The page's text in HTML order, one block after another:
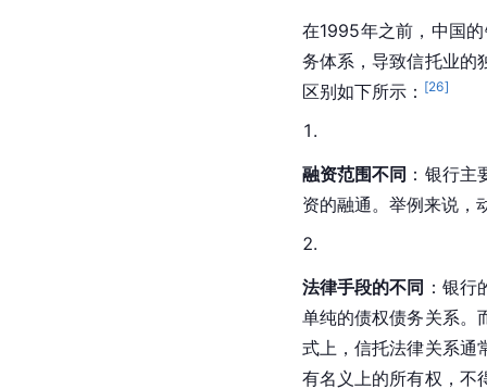
在1995年之前，中国
务体系，导致信托业的
区别如下所示： [26]
融资范围不同 ：银行
资的融通。举例来说，
法律手段的不同 ：银
单纯的债权债务关系。
式上，信托法律关系通
有名义上的所有权，不